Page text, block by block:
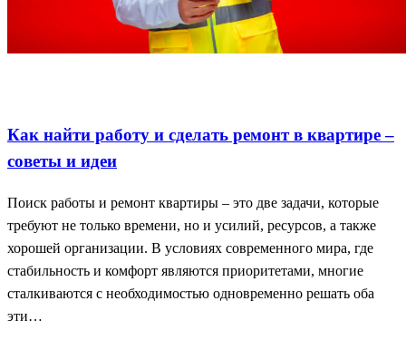
Как найти работу и сделать ремонт в квартире –
советы и идеи
Поиск работы и ремонт квартиры – это две задачи, которые
требуют не только времени, но и усилий, ресурсов, а также
хорошей организации. В условиях современного мира, где
стабильность и комфорт являются приоритетами, многие
сталкиваются с необходимостью одновременно решать оба
эти…